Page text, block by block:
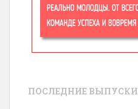
ПОСЛЕДНИЕ ВЫПУСКИ